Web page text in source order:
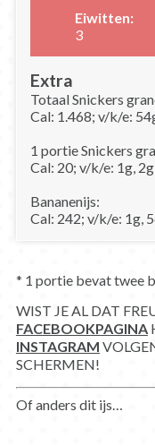
Eiwitten:
3
Extra
Totaal Snickers
Cal: 1.468; v/k/e:
1 portie Snickers
Cal: 20; v/k/e: 1g,
Bananenijs:
Cal: 242; v/k/e: 1g,
* 1 portie bevat twee
WIST JE AL DAT
FACEBOOKPAGINA
INSTAGRAM
SCHERMEN!
Of anders dit ijs…